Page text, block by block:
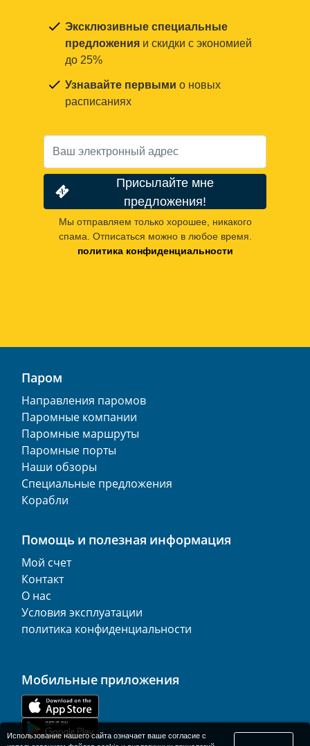
Эксклюзивные специальные
предложения и скидки с экономией
до 25%
Узнавайте первыми о новых
расписаниях
Присылайте мне
предложения!
Мы отправляем только хорошее, никакого
спама. Отписаться можно в любое время.
политика конфиденциальности
Паром
Направления паромов
Паромные компании
Паромные маршруты
Паромные порты
Наши обзоры
Специальные предложения
Корабли
Помощь и полезная информация
Мой счет
Контакт
О нас
Условия эксплуатации
политика конфиденциальности
Мобильные приложения
Использование нашего сайта означает ваше согласие с